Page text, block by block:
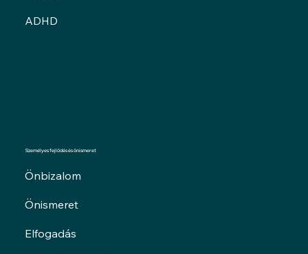
ADHD
Személyes fejlődés és önismeret
Önbizalom
Önismeret
Elfogadás